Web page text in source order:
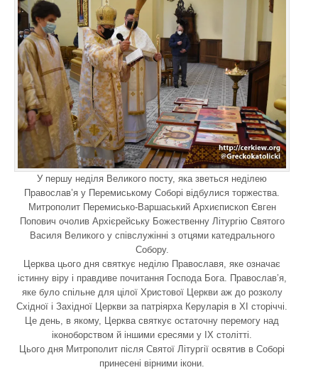
У першу неділя Великого посту, яка зветься неділею
Православ’я у Перемиському Соборі відбулися торжества.
Митрополит Перемисько-Варшаський Архиєпископ Євген
Попович очолив Архієрейську Божественну Літургію Святого
Василя Великого у співслужінні з отцями катедрального
Собору.
Церква цього дня святкує неділю Православя, яке означає
істинну віру і правдиве почитання Господа Бога. Православ’я,
яке було спільне для цілої Христової Церкви аж до розколу
Східної і Західної Церкви за патріярха Керуларія в XI сторіччі.
Це день, в якому, Церква святкує остаточну перемогу над
іконоборством й іншими єресями у ІХ столітті.
Цього дня Митрополит після Святої Літургії освятив в Соборі
принесені вірними ікони.